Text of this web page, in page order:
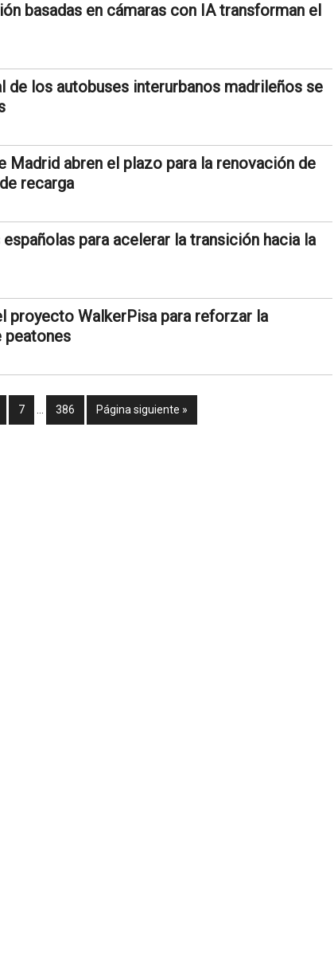
basadas en cámaras con IA transforman el
de los autobuses interurbanos madrileños se
Madrid abren el plazo para la renovación de
recarga
para acelerar la transición hacia la
proyecto WalkerPisa para reforzar la
peatones
7 386 Página siguiente »